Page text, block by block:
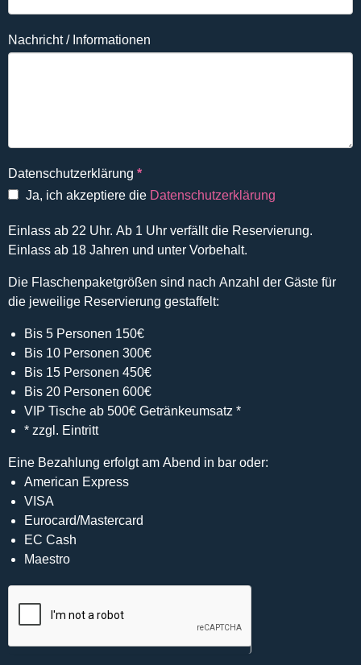
Nachricht / Informationen
Datenschutzerklärung *
Ja, ich akzeptiere die Datenschutzerklärung
Einlass ab 22 Uhr. Ab 1 Uhr verfällt die Reservierung.
Einlass ab 18 Jahren und unter Vorbehalt.
Die Flaschenpaketgrößen sind nach Anzahl der Gäste für
die jeweilige Reservierung gestaffelt:
Bis 5 Personen 150€
Bis 10 Personen 300€
Bis 15 Personen 450€
Bis 20 Personen 600€
VIP Tische ab 500€ Getränkeumsatz *
* zzgl. Eintritt
Eine Bezahlung erfolgt am Abend in bar oder:
American Express
VISA
Eurocard/Mastercard
EC Cash
Maestro